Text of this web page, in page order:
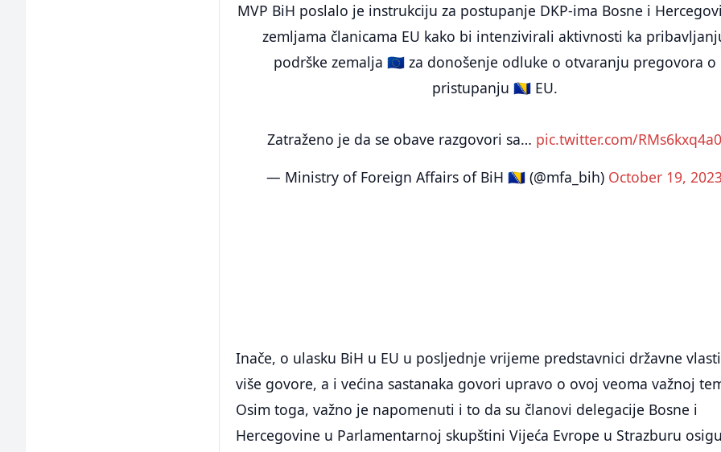
MVP BiH poslalo je instrukciju za postupanje DKP-ima Bosne i
zemljama članicama EU kako bi intenzivirali aktivnosti ka
podrške zemalja 🇪🇺 za donošenje odluke o otvaranju pregovora o
pristupanju 🇧🇦 EU.
Zatraženo je da se obave razgovori sa… pic.twitter.com/RMs6kxq4a0
— Ministry of Foreign Affairs of BiH 🇧🇦 (@mfa_bih) October 19, 2023
Inače, o ulasku BiH u EU u posljednje vrijeme predstavnici državne
više govore, a i većina sastanaka govori upravo o ovoj veoma važnoj
Osim toga, važno je napomenuti i to da su članovi delegacije Bosne i
Hercegovine u Parlamentarnoj skupštini Vijeća Evrope u Strazburu